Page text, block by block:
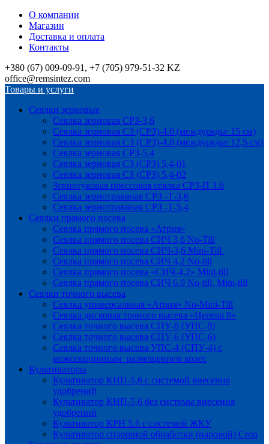
О компании
Магазин
Доставка и оплата
Контакты
+380 (67) 009-09-91, +7 (705) 979-51-32 KZ
office@remsintez.com
Товары и услуги
Сеялки зерновые
Сеялка зерновая СРЗ-3,6
Сеялка зерновая СЗ (СРЗ)-4.0 (междурядье 15 см)
Сеялка зерновая СЗ (СРЗ)-4.0 (междурядье 12,5 см)
Сеялка зерновая СРЗ-5,4
Сеялка зерновая СЗ (СРЗ) 5,4-01
Сеялка зерновая СЗ (СРЗ) 5,4-02
Зернотуковая прессовая сеялка СРЗ-П 3.6
Сеялка зернотравяная СРЗ -Т-3,6
Сеялка зернотравяная СРЗ -Т-5,4
Сеялки прямого посева
Сеялка прямого посева «Атрия»
Сеялка прямого посева СИЧ 3,6 No-Till
Сеялка прямого посева СИЧ-3,6 Mini-Till
Сеялка прямого посева СИЧ 4,2 No-till
Сеялка прямого посева «СИЧ-4,2» Mini-till
Сеялка прямого посева СИЧ 6.0 No-till, Mini-till
Сеялки точного высева
Сеялка универсальная «Атрия» No-Mini-Till
Сеялка дисковая точного высева «Церера 8»
Сеялка точного высева СПУ-8 (УПС 8)
Сеялка точного высева СПУ-6 (УПС-6)
Сеялка точного высева УПС-4 (СПУ-4) с
межсекционным размещением колес
Культиваторы
Культиватор КНП-5,6 с системой внесения
удобрений
Культиватор КНП-5,6 без системы внесения
удобрений
Культиватор КРН 5.6 с системой ЖКУ
Культиватор сплошной обработки (паровой) Crop